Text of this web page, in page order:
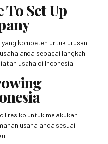
Set Up
kompeten untuk urusan
anda sebagai langkah
usaha di Indonesia
resiko untuk melakukan
usaha anda sesuai